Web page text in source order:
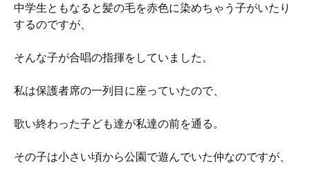
中学生ともなると髪の毛を赤色に染めちゃう子がいたり
するのですが、
そんな子が合唱の指揮をしていました。
私は保護者席の一列目に座っていたので、
歌い終わった子ども達が私達の前を通る。
その子は小さい頃から公園で遊んでいた仲なのですが、